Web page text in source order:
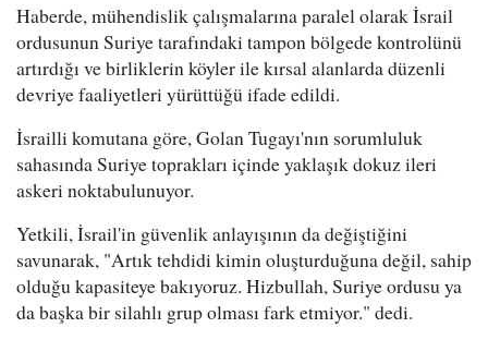
Haberde, mühendislik çalışmalarına paralel olarak İsrail
ordusunun Suriye tarafındaki tampon bölgede kontrolünü
artırdığı ve birliklerin köyler ile kırsal alanlarda düzenli
devriye faaliyetleri yürüttüğü ifade edildi.
İsrailli komutana göre, Golan Tugayı'nın sorumluluk
sahasında Suriye toprakları içinde yaklaşık dokuz ileri
askeri noktabulunuyor.
Yetkili, İsrail'in güvenlik anlayışının da değiştiğini
savunarak, "Artık tehdidi kimin oluşturduğuna değil, sahip
olduğu kapasiteye bakıyoruz. Hizbullah, Suriye ordusu ya
da başka bir silahlı grup olması fark etmiyor." dedi.